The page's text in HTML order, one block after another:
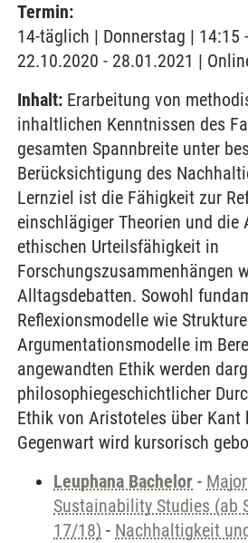
Termin:
14-täglich | Donnerstag | 14:15
22.10.2020 - 28.01.2021 |
Inhalt: Erarbeitung von
inhaltlichen Kenntnissen des
gesamten Spannbreite unter
Berücksichtigung des
Lernziel ist die Fähigkeit zur
einschlägiger Theorien und die
ethischen Urteilsfähigkeit in
Forschungszusammenhängen
Alltagsdebatten. Sowohl
Reflexionsmodelle wie
Argumentationsmodelle im
angewandten Ethik werden
philosophiegeschichtlicher
Ethik von Aristoteles über Kant
Gegenwart wird kursorisch
Leuphana Bachelor -
Sustainability Studies (ab
17/18) - Nachhaltigkeit